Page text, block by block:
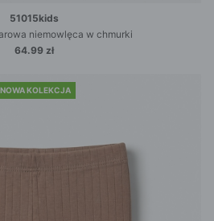
51015kids
niemowlęca w chmurki
64.99 zł
NOWA KOLEKCJA